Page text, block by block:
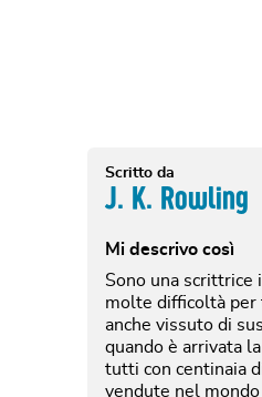
Scritto da
J. K. Rowling
Mi descrivo così
Sono una scrittrice
molte difficoltà per
anche vissuto di
quando è arrivata
tutti con centinaia
vendute nel